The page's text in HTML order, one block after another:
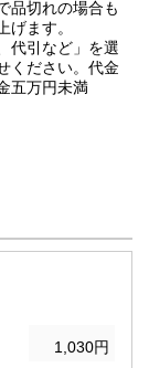
品切れの場合も
ます。
代引など」を選
ください。代金
五万円未満
1,030円